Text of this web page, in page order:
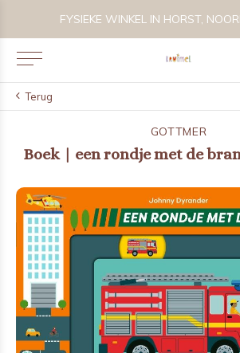
FYSIEKE WINKEL IN HORST,
Terug
GOTTMER
Boek | een rondje met de